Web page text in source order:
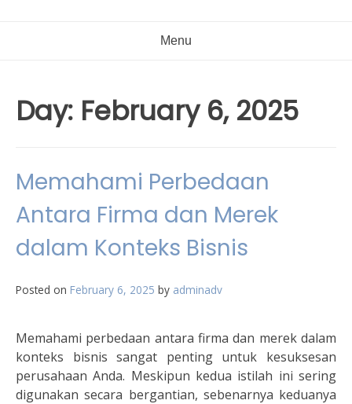
Menu
Day: February 6, 2025
Memahami Perbedaan
Antara Firma dan Merek
dalam Konteks Bisnis
Posted on February 6, 2025 by adminadv
Memahami perbedaan antara firma dan merek dalam
konteks bisnis sangat penting untuk kesuksesan
perusahaan Anda. Meskipun kedua istilah ini sering
digunakan secara bergantian, sebenarnya keduanya